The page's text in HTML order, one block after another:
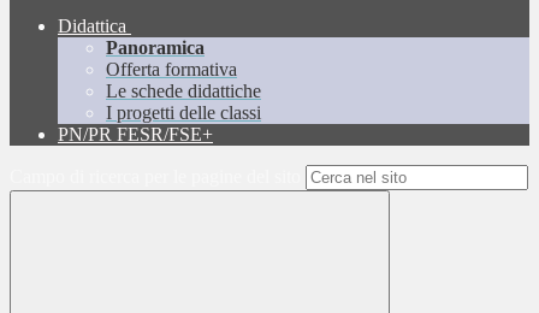
Didattica
Panoramica
Offerta formativa
Le schede didattiche
I progetti delle classi
PN/PR FESR/FSE+